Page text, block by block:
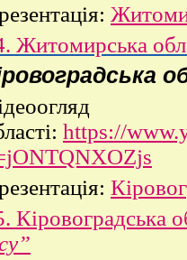
Житомирська
https://
Кіровоградська